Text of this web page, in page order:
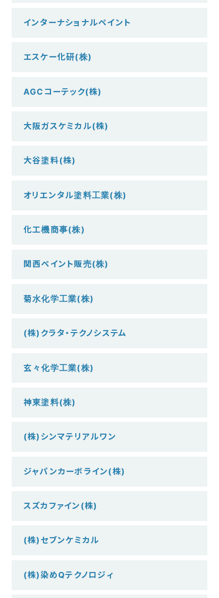
インターナショナルペイント
エスケー化研(株)
AGCコーテック(株)
大阪ガスケミカル(株)
大谷塗料(株)
オリエンタル塗料工業(株)
化工機商事(株)
関西ペイント販売(株)
菊水化学工業(株)
(株)クラタ・テクノシステム
玄々化学工業(株)
神東塗料(株)
(株)シンマテリアルワン
ジャパンカーボライン(株)
スズカファイン(株)
(株)セブンケミカル
(株)染めQテクノロジィ